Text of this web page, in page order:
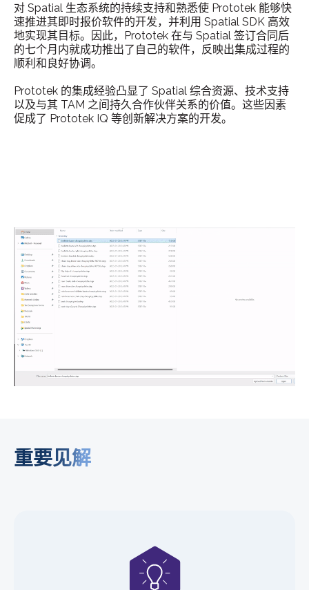
对 Spatial 生态系统的持续支持和熟悉使 Prototek 能够快
速推进其即时报价软件的开发，并利用 Spatial SDK 高效
地实现其目标。因此，Prototek 在与 Spatial 签订合同后
的七个月内就成功推出了自己的软件，反映出集成过程的
顺利和良好协调。
Prototek 的集成经验凸显了 Spatial 综合资源、技术支持
以及与其 TAM 之间持久合作伙伴关系的价值。这些因素
促成了 Prototek IQ 等创新解决方案的开发。
重要见解